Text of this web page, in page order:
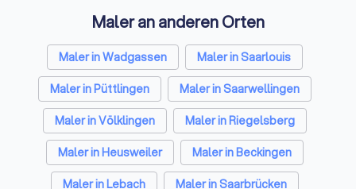
Kammerjäger in Schwalbach
Sicherheitstechniker in Schwalbach
Trockenbauer in Schwalbach
Sanitärinstallateure in Schwalbach
Fliesenleger in Schwalbach
Fensterbauer in Schwalbach
Maler an anderen Orten
Maler in Wadgassen
Maler in Saarlouis
Maler in Püttlingen
Maler in Saarwellingen
Maler in Völklingen
Maler in Riegelsberg
Maler in Heusweiler
Maler in Beckingen
Maler in Lebach
Maler in Saarbrücken